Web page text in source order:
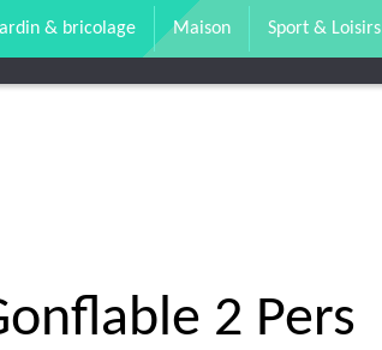
& bricolage Maison Sport & Loisirs
2 Pers